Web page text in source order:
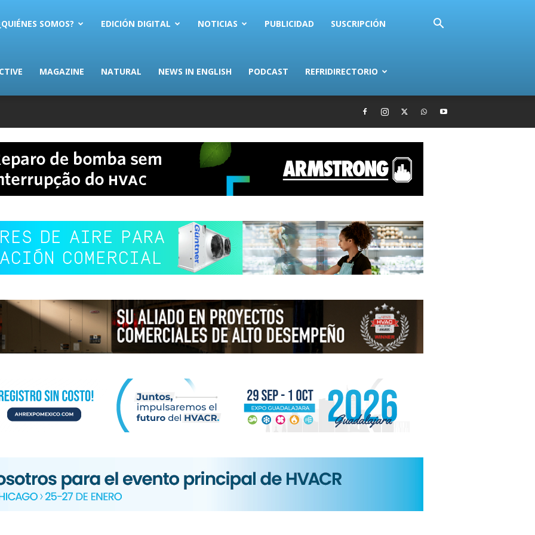
SOMOS? EDICIÓN DIGITAL NOTICIAS PUBLICIDAD SUSCRIPCIÓN
MAGAZINE NATURAL NEWS IN ENGLISH PODCAST REFRIDIRECTORIO